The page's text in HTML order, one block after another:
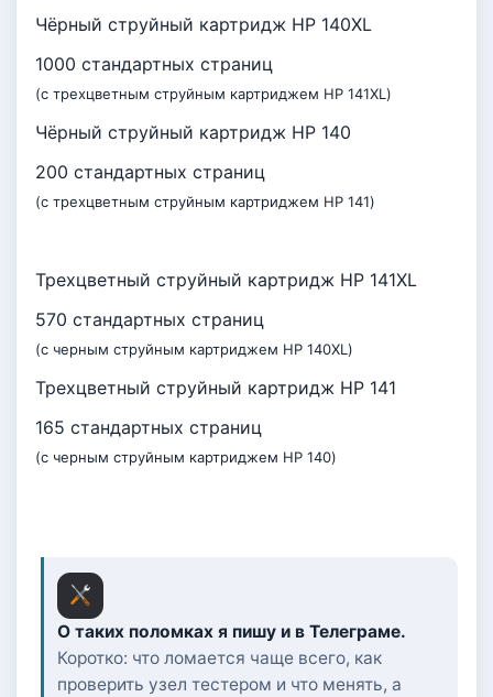
Чёрный струйный картридж HP 140XL
1000 стандартных страниц
(с трехцветным струйным картриджем HP 141XL)
Чёрный струйный картридж HP 140
200 стандартных страниц
(с трехцветным струйным картриджем HP 141)
Трехцветный струйный картридж HP 141XL
570 стандартных страниц
(с черным струйным картриджем HP 140XL)
Трехцветный струйный картридж HP 141
165 стандартных страниц
(с черным струйным картриджем HP 140)
О таких поломках я пишу и в Телеграме.
Коротко: что ломается чаще всего, как
проверить узел тестером и что менять, а